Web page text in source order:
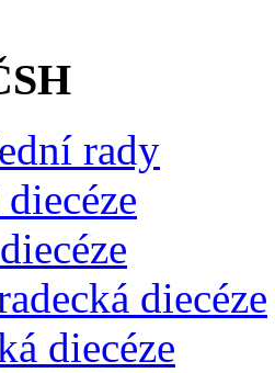
rady
diecéze
diecéze